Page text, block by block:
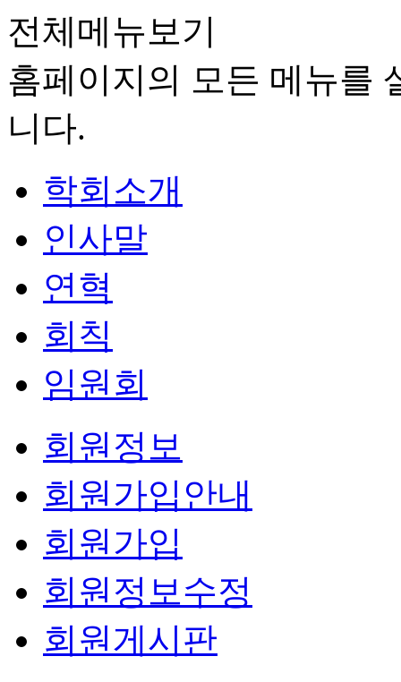
전체메뉴보기
홈페이지의 모든 메뉴를
니다.
학회소개
인사말
연혁
회칙
임원회
회원정보
회원가입안내
회원가입
회원정보수정
회원게시판